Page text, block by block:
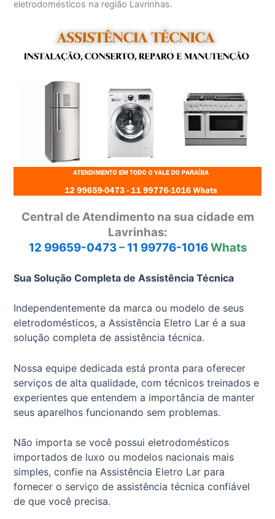
eletrodomésticos na região Lavrinhas.
Central de Atendimento na sua cidade em
Lavrinhas:
12 99659-0473–11 99776-1016Whats
Sua Solução Completa de Assistência Técnica
Independentemente da marca ou modelo de seus
eletrodomésticos, a Assistência Eletro Lar é a sua
solução completa de assistência técnica.
Nossa equipe dedicada está pronta para oferecer
serviços de alta qualidade, com técnicos treinados e
experientes que entendem a importância de manter
seus aparelhos funcionando sem problemas.
Não importa se você possui eletrodomésticos
importados de luxo ou modelos nacionais mais
simples, confie na Assistência Eletro Lar para
fornecer o serviço de assistência técnica confiável
de que você precisa.